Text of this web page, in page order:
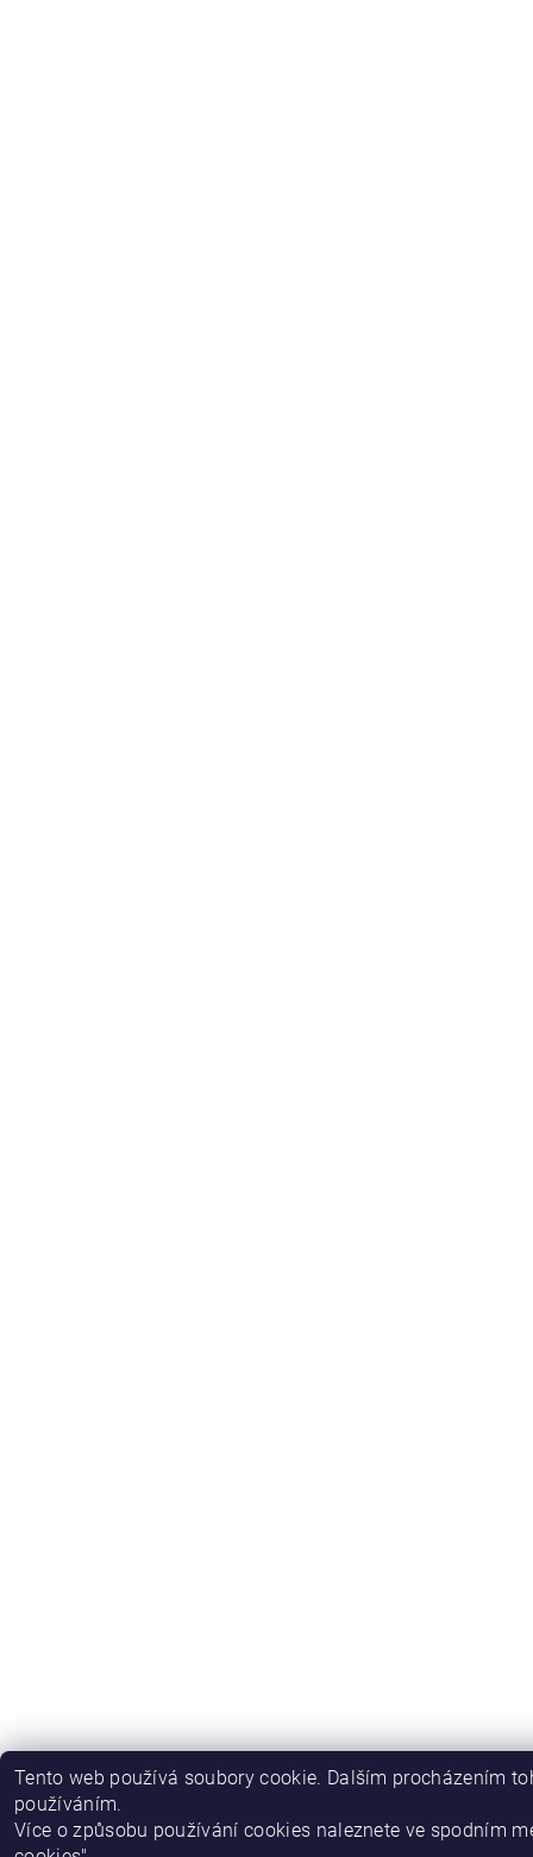
Tento web používá soubory cookie. Dalším procházením
používáním.
Více o způsobu používání cookies naleznete ve spodním